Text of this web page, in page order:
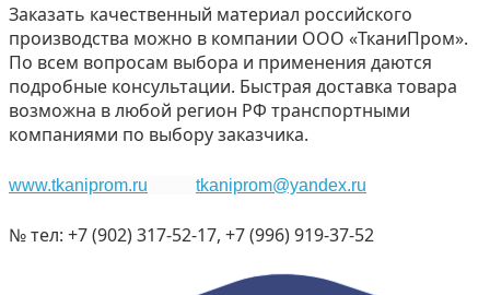
Заказать качественный материал российского
производства можно в компании ООО «ТканиПром».
По всем вопросам выбора и применения даются
подробные консультации. Быстрая доставка товара
возможна в любой регион РФ транспортными
компаниями по выбору заказчика.
www.tkaniprom.ru tkaniprom@yandex.ru
№ тел: +7 (902) 317-52-17, +7 (996) 919-37-52